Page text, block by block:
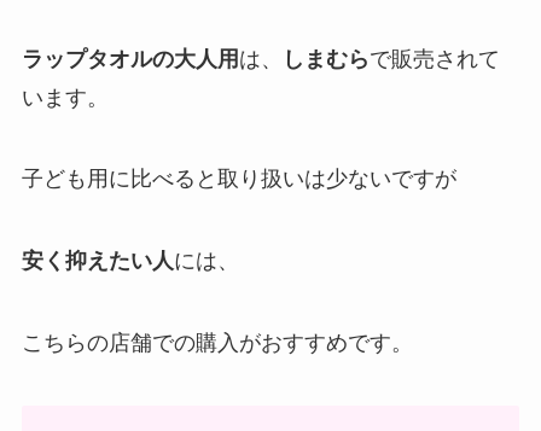
ラップタオルの大人用 は、 しまむらで販売されて
います。
子ども用に比べると取り扱いは少ないですが
安く抑えたい人には、
こちらの店舗での購入がおすすめです。